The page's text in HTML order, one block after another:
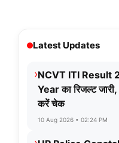
Latest Updates
›NCVT ITI Result
Year का रिजल्ट
करें चेक
10 Aug 2026 • 02:24 PM